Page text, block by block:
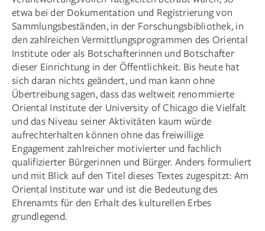
etwa bei der Dokumentation und Registrierung von
Sammlungsbeständen, in der Forschungsbibliothek, in
den zahlreichen Vermittlungsprogrammen des Oriental
Institute oder als Botschafterinnen und Botschafter
dieser Einrichtung in der Öffentlichkeit. Bis heute hat
sich daran nichts geändert, und man kann ohne
Übertreibung sagen, dass das weltweit renommierte
Oriental Institute der University of Chicago die Vielfalt
und das Niveau seiner Aktivitäten kaum würde
aufrechterhalten können ohne das freiwillige
Engagement zahlreicher motivierter und fachlich
qualifizierter Bürgerinnen und Bürger. Anders formuliert
und mit Blick auf den Titel dieses Textes zugespitzt: Am
Oriental Institute war und ist die Bedeutung des
Ehrenamts für den Erhalt des kulturellen Erbes
grundlegend.